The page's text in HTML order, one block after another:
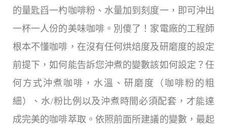
的量匙舀一杓咖啡粉、水量加到刻度一，即可沖出
一杯一人份的美味咖啡。別傻了！家電廠的工程師
根本不懂咖啡，在沒有任何烘焙度及研磨度的設定
前提下，如何能告訴您沖煮的變數該如何設定？任
何方式沖煮咖啡，水溫、研磨度（咖啡粉的粗
細）、水/粉比例以及沖煮時間必須配套，才能達
成完美的咖啡萃取。依照前面所建議的變數，最起